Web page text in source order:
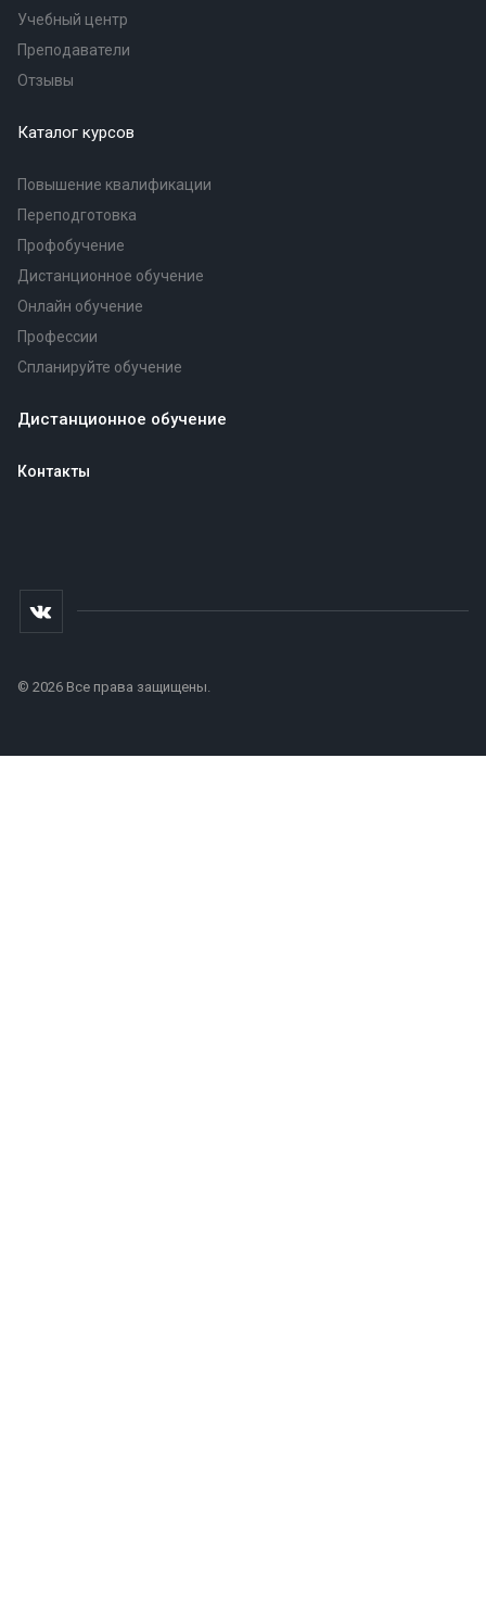
Учебный центр
Преподаватели
Отзывы
Каталог курсов
Повышение квалификации
Переподготовка
Профобучение
Дистанционное обучение
Онлайн обучение
Профессии
Спланируйте обучение
Дистанционное обучение
Контакты
© 2026 Все права защищены.